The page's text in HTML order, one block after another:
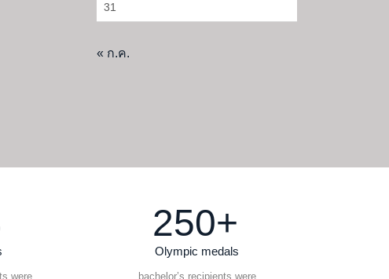
31
« ก.ค.
were
250+
Olympic medals
bachelor’s recipients were